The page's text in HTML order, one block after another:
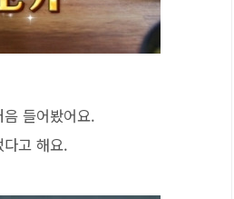
들어봤어요.
고 해요.